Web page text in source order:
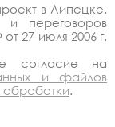
в Липецке.
и переговоров
27 июля 2006 г.
согласие на
и файлов
обработки.